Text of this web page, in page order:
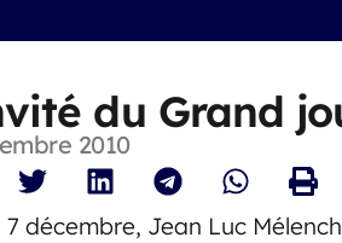
du Grand
2010
décembre, Jean Luc